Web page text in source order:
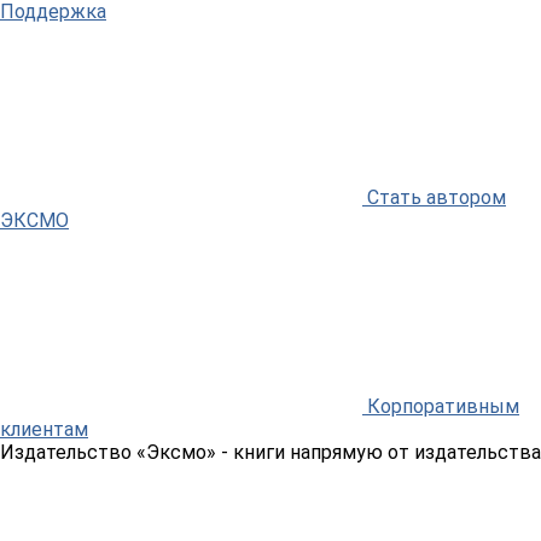
Поддержка
Стать автором
ЭКСМО
Корпоративным
клиентам
Издательство «Эксмо» - книги напрямую от издательства